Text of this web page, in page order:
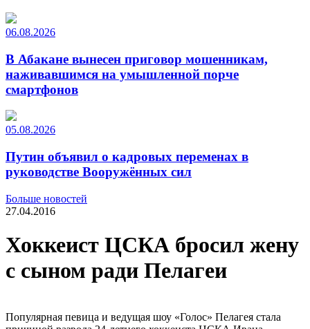
06.08.2026
В Абакане вынесен приговор мошенникам,
наживавшимся на умышленной порче
смартфонов
05.08.2026
Путин объявил о кадровых переменах в
руководстве Вооружённых сил
Больше новостей
27.04.2016
Хоккеист ЦСКА бросил жену
с сыном ради Пелагеи
Популярная певица и ведущая шоу «Голос» Пелагея стала